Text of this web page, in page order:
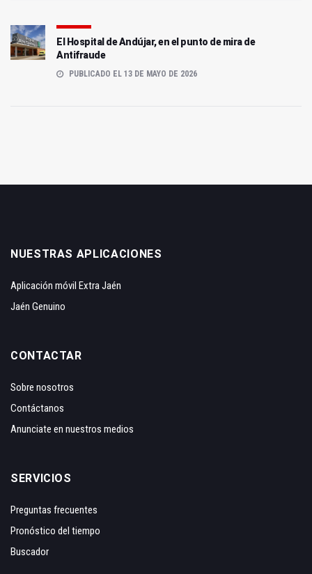
El Hospital de Andújar, en el punto de mira de
Antifraude
PUBLICADO EL 13 DE MAYO DE 2026
NUESTRAS APLICACIONES
Aplicación móvil Extra Jaén
Jaén Genuino
CONTACTAR
Sobre nosotros
Contáctanos
Anunciate en nuestros medios
SERVICIOS
Preguntas frecuentes
Pronóstico del tiempo
Buscador